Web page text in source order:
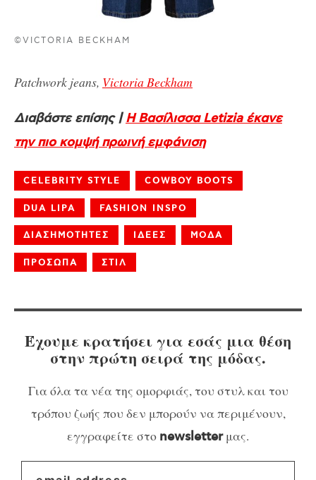
©VICTORIA BECKHAM
Patchwork jeans, Victoria Beckham
Διαβάστε επίσης |Η Βασίλισσα Letizia έκανε
την πιο κομψή πρωινή εμφάνιση
CELEBRITY STYLE COWBOY BOOTS
DUA LIPA FASHION INSPO
ΔΙΑΣΗΜΟΤΗΤΕΣ ΙΔΕΕΣ ΜΟΔΑ
ΠΡΟΣΩΠΑ ΣΤΙΛ
Έχουμε κρατήσει για εσάς μια θέση
στην πρώτη σειρά της μόδας.
Για όλα τα νέα της ομορφιάς, του στυλ και του
τρόπου ζωής που δεν μπορούν να περιμένουν,
εγγραφείτε στο newsletterμας.